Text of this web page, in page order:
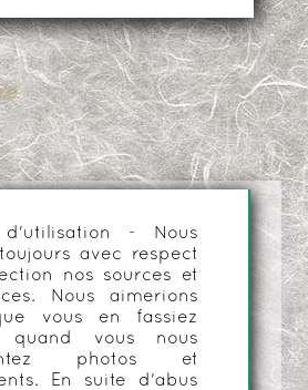
d'utilisation - Nous
avec respect
nos sources et
Nous aimerions
vous en fassiez
quand vous nous
photos et
En suite d'abus